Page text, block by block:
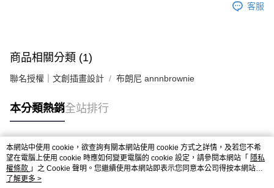
客服
商品相關分類 (1)
聯名授權｜文創插畫設計 布朗尼 annnbrownie
本分類熱銷全站排行
熱門標籤
本網站中使用 cookie，欲查詢有關本網站使用 cookie 方式之詳情，及若您不希
望在電腦上使用 cookie 時應如何變更電腦的 cookie 設定，請參閱本網站「 隱私
權條款 」之 Cookie 聲明。您繼續使用本網站即表示您同意本公司得按本網站使
用條款之 Cookie 聲明使用 cookie。
了解更多 >